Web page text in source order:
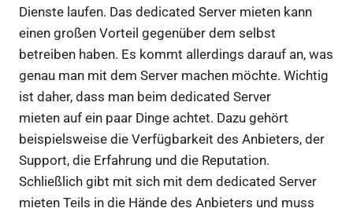
Dienste laufen. Das dedicated Server mieten kann
einen großen Vorteil gegenüber dem selbst
betreiben haben. Es kommt allerdings darauf an, was
genau man mit dem Server machen möchte. Wichtig
ist daher, dass man beim dedicated Server
mieten auf ein paar Dinge achtet. Dazu gehört
beispielsweise die Verfügbarkeit des Anbieters, der
Support, die Erfahrung und die Reputation.
Schließlich gibt mit sich mit dem dedicated Server
mieten Teils in die Hände des Anbieters und muss